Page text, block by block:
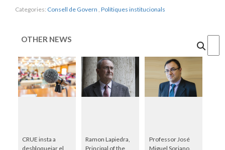
Categories: Consell de Govern , Polítiques institucionals
OTHER NEWS
CRUE insta a
desbloquejar el
Ramon Lapiedra,
Principal of the
Professor José
Miguel Soriano,